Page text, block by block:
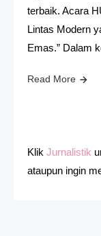
terbaik. Acara
Lintas Modern
Emas.” Dalam
Read More
Klik Jurnalistik
ataupun ingin